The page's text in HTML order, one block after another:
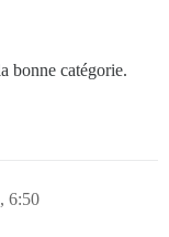
bonne catégorie.
6:50